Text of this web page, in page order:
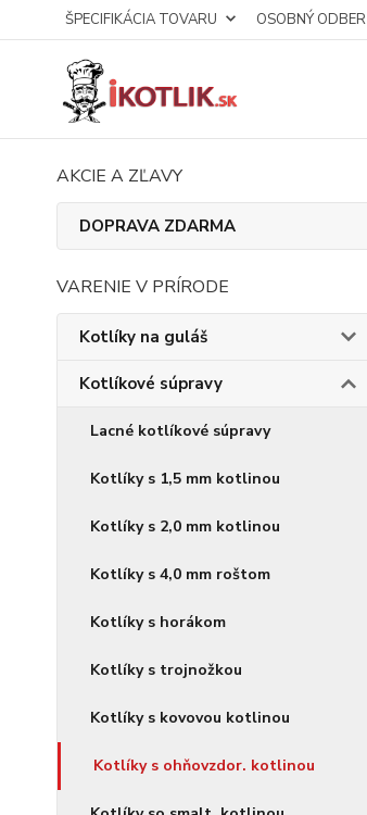
ŠPECIFIKÁCIA TOVARU OSOBNÝ ODBER
AKCIE A ZĽAVY
DOPRAVA ZDARMA
VARENIE V PRÍRODE
Kotlíky na guláš
Kotlíkové súpravy
Lacné kotlíkové súpravy
Kotlíky s 1,5 mm kotlinou
Kotlíky s 2,0 mm kotlinou
Kotlíky s 4,0 mm roštom
Kotlíky s horákom
Kotlíky s trojnožkou
Kotlíky s kovovou kotlinou
Kotlíky s ohňovzdor. kotlinou